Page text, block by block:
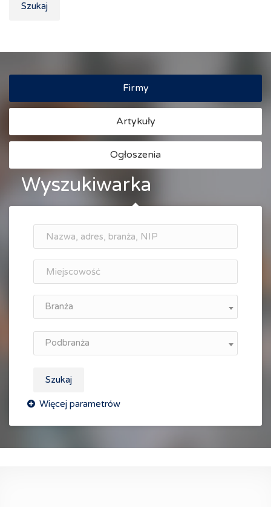
Szukaj
Firmy
Artykuły
Ogłoszenia
Wyszukiwarka
Branża
Podbranża
Szukaj